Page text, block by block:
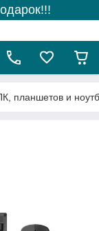
планшетов и